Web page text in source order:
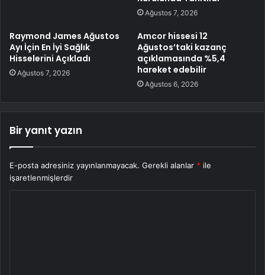
Ağustos 7, 2026
Raymond James Ağustos
Ayı İçin En İyi Sağlık
Hisselerini Açıkladı
Ağustos 7, 2026
Amcor hissesi 12
Ağustos’taki kazanç
açıklamasında %5,4
hareket edebilir
Ağustos 6, 2026
Bir yanıt yazın
E-posta adresiniz yayınlanmayacak. Gerekli alanlar * ile
işaretlenmişlerdir